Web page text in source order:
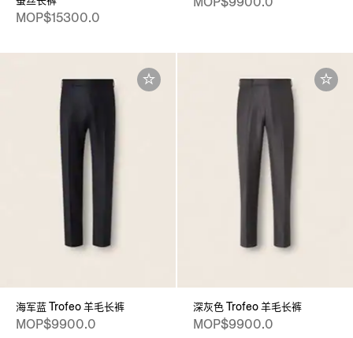
MOP$15300.0
海军蓝 Trofeo 羊毛长裤
MOP$9900.0
深灰色 Trofeo 羊毛长裤
MOP$9900.0